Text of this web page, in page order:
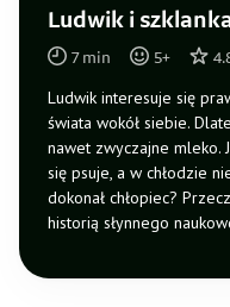
Ludwik i
7min 5+
Ludwik interesuje się
świata wokół siebie.
nawet zwyczajne mleko.
się psuje, a w chłodzie
dokonał chłopiec?
historią słynnego